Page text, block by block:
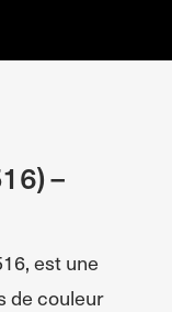
–
est une
de couleur